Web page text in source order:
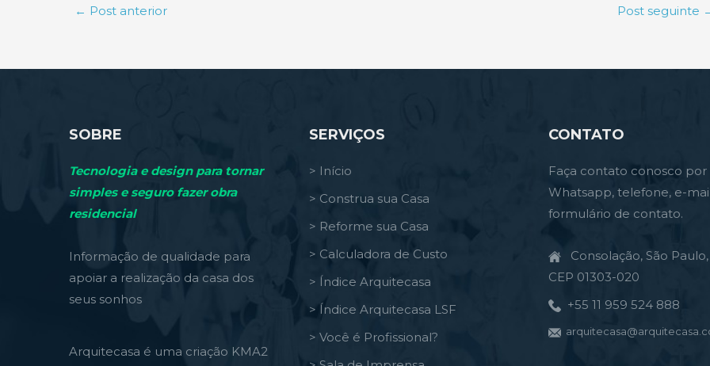
← Post anterior Post seguinte
SOBRE
Tecnologia e design para tornar
simples e seguro fazer obra
residencial
Informação de qualidade para
apoiar a realização da casa dos
seus sonhos
Arquitecasa é uma criação KMA2
SERVIÇOS
> Início
> Construa sua Casa
> Reforme sua Casa
> Calculadora de Custo
> Índice Arquitecasa
> Índice Arquitecasa LSF
> Você é Profissional?
CONTATO
Faça contato conosco por
Whatsapp, telefone, e-
formulário de contato.
Consolação, São Paulo,
CEP 01303-020
+55 11 959 524 888